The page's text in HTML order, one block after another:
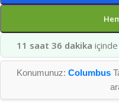
11 saat 36 dakika
Konumunuz: Columbus